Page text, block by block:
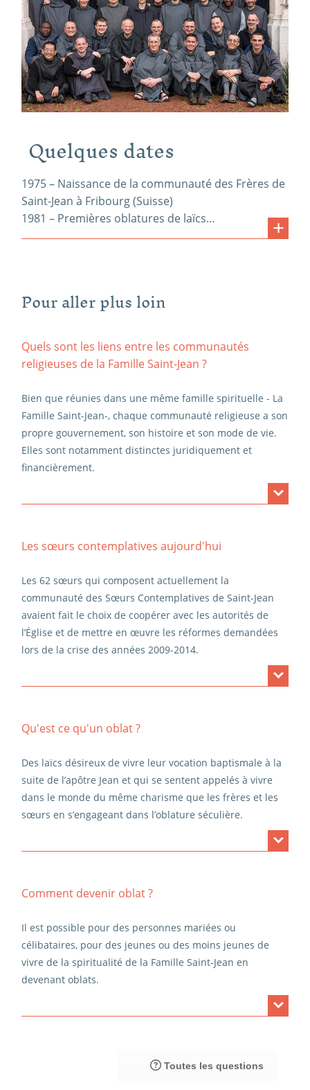
Quelques dates
1975 – Naissance de la communauté des Frères de
Saint-Jean à Fribourg (Suisse)
1981 – Premières oblatures de laïcs…
Pour aller plus loin
Quels sont les liens entre les communautés
religieuses de la Famille Saint-Jean ?
Bien que réunies dans une même famille spirituelle - La
Famille Saint-Jean-, chaque communauté religieuse a son
propre gouvernement, son histoire et son mode de vie.
Elles sont notamment distinctes juridiquement et
financièrement.
missions (camps de jeunes, paroisses, sessions des
événements comme un festival de jeunes ou un festival
des familles. Bien qu’ils aient habituellement des offices
distincts, les frères et les sœurs partagent le même
bréviaire. Une fois par trimestre le Conseil de Famille
réuni les trois prieurs généraux et les responsables des
Les sœurs contemplatives aujourd'hui
Les 62 sœurs qui composent actuellement la
communauté des Sœurs Contemplatives de Saint-Jean
avaient fait le choix de coopérer avec les autorités de
l’Église et de mettre en œuvre les réformes demandées
lors de la crise des années 2009-2014.
dans un travail de reconstruction (
nécessaire processus, elles font appel depuis plusieurs
années à des aides extérieures, notamment des religieux
et des religieuses d’autres congrégations.
Qu'est ce qu'un oblat ?
Des laïcs désireux de vivre leur vocation baptismale à la
suite de l’apôtre Jean et qui se sentent appelés à vivre
dans le monde du même charisme que les frères et les
sœurs en s’engageant dans l’oblature séculière.
trouvent accueil et accompagnement. Les oblats ont un
de charité fraternelle. Ils donnent un témoignage
apostolique dans le contexte de leurs responsabilités
respectives familiales, paroissiales, sociales ou
politiques.
Comment devenir oblat ?
Il est possible pour des personnes mariées ou
célibataires, pour des jeunes ou des moins jeunes de
vivre de la spiritualité de la Famille Saint-Jean en
devenant oblats.
Avant l’oblature, une préparation d’une durée
Toutes les questions